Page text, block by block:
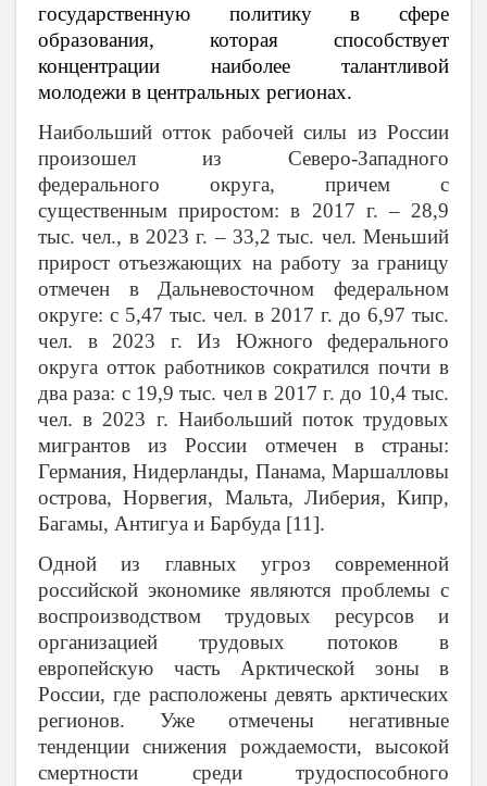
государственную политику в сфере
образования, которая способствует
концентрации наиболее талантливой
молодежи в центральных регионах.
Наибольший отток рабочей силы из России
произошел из Северо-Западного
федерального округа, причем с
существенным приростом: в 2017 г. – 28,9
тыс. чел., в 2023 г. – 33,2 тыс. чел. Меньший
прирост отъезжающих на работу за границу
отмечен в Дальневосточном федеральном
округе: с 5,47 тыс. чел. в 2017 г. до 6,97 тыс.
чел. в 2023 г. Из Южного федерального
округа отток работников сократился почти в
два раза: с 19,9 тыс. чел в 2017 г. до 10,4 тыс.
чел. в 2023 г. Наибольший поток трудовых
мигрантов из России отмечен в страны:
Германия, Нидерланды, Панама, Маршалловы
острова, Норвегия, Мальта, Либерия, Кипр,
Багамы, Антигуа и Барбуда [11].
Одной из главных угроз современной
российской экономике являются проблемы с
воспроизводством трудовых ресурсов и
организацией трудовых потоков в
европейскую часть Арктической зоны в
России, где расположены девять арктических
регионов. Уже отмечены негативные
тенденции снижения рождаемости, высокой
смертности среди трудоспособного